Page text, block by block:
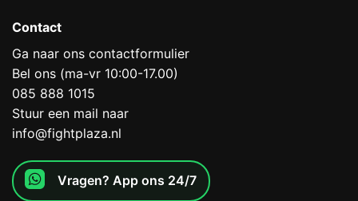
Contact
Ga naar ons contactformulier
Bel ons (ma-vr 10:00-17.00)
085 888 1015
Stuur een mail naar
info@fightplaza.nl
Vragen? App ons 24/7